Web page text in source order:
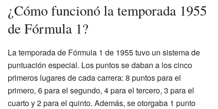
¿Cómo funcionó la temporada 1955
de Fórmula 1?
La temporada de Fórmula 1 de 1955 tuvo un sistema de
puntuación especial. Los puntos se daban a los cinco
primeros lugares de cada carrera: 8 puntos para el
primero, 6 para el segundo, 4 para el tercero, 3 para el
cuarto y 2 para el quinto. Además, se otorgaba 1 punto